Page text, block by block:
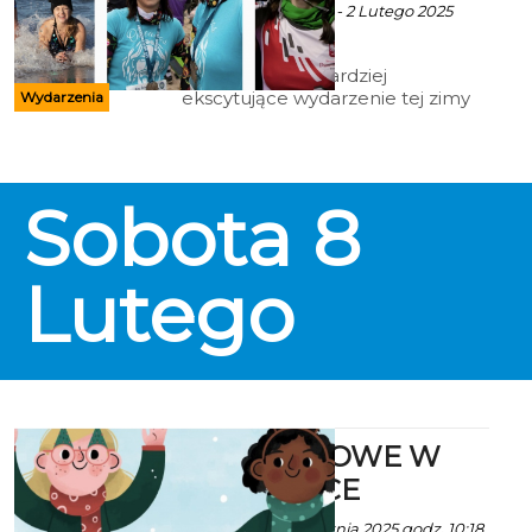
Wydarzenia
Ala za za UM Mielno - 2 Lutego 2025
godz. 6:14
Przed nami najbardziej
ekscytujące wydarzenie tej zimy
najprawdopodobniej na świecie!
Sobota 8
Lutego
FERIE ZIMOWE W
BIBLIOTECE
Ala za KBP - 21 Stycznia 2025 godz. 10:18